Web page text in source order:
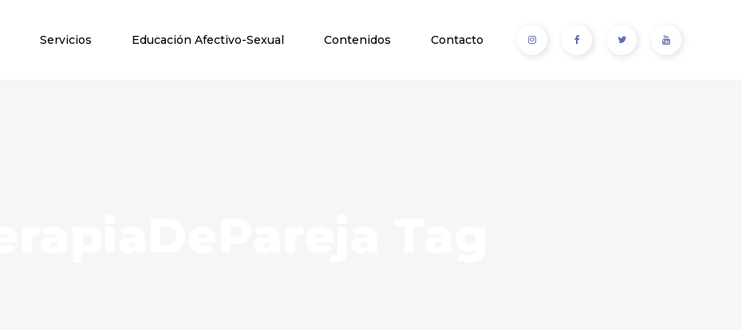
Servicios Educación Afectivo-Sexual Contenidos Contacto